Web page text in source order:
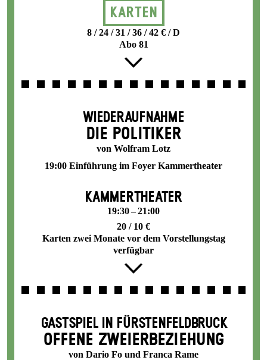
Karten
8 / 24 / 31 / 36 / 42 € / D
Abo 81
WIEDERAUFNAHME
DIE POLITIKER
von Wolfram Lotz
19:00 Einführung im Foyer Kammertheater
KAMMERTHEATER
19:30 – 21:00
20 / 10 €
Karten zwei Monate vor dem Vorstellungstag
verfügbar
GASTSPIEL IN FÜRSTENFELDBRUCK
OFFENE ZWEIER­BEZIEHUNG
von Dario Fo und Franca Rame